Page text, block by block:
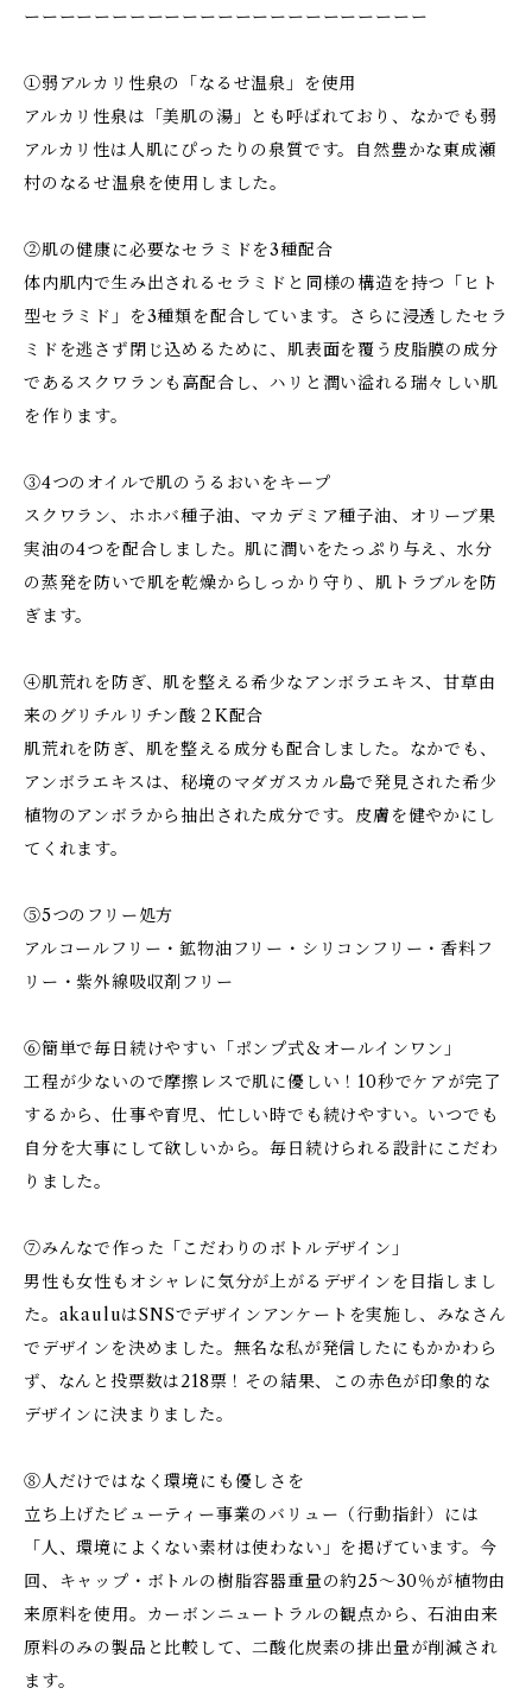
ーーーーーーーーーーーーーーーーーーーーーーー
①弱アルカリ性泉の「なるせ温泉」を使用
アルカリ性泉は「美肌の湯」とも呼ばれており、なかでも弱
アルカリ性は人肌にぴったりの泉質です。自然豊かな東成瀬
村のなるせ温泉を使用しました。
②肌の健康に必要なセラミドを3種配合
体内肌内で生み出されるセラミドと同様の構造を持つ「ヒト
型セラミド」を3種類を配合しています。さらに浸透したセラ
ミドを逃さず閉じ込めるために、肌表面を覆う皮脂膜の成分
であるスクワランも高配合し、ハリと潤い溢れる瑞々しい肌
を作ります。
③4つのオイルで肌のうるおいをキープ
スクワラン、ホホバ種子油、マカデミア種子油、オリーブ果
実油の4つを配合しました。肌に潤いをたっぷり与え、水分
の蒸発を防いで肌を乾燥からしっかり守り、肌トラブルを防
ぎます。
④肌荒れを防ぎ、肌を整える希少なアンボラエキス、甘草由
来のグリチルリチン酸２K配合
肌荒れを防ぎ、肌を整える成分も配合しました。なかでも、
アンボラエキスは、秘境のマダガスカル島で発見された希少
植物のアンボラから抽出された成分です。皮膚を健やかにし
てくれます。
⑤5つのフリー処方
アルコールフリー・鉱物油フリー・シリコンフリー・香料フ
リー・紫外線吸収剤フリー
⑥簡単で毎日続けやすい「ポンプ式＆オールインワン」
工程が少ないので摩擦レスで肌に優しい！10秒でケアが完了
するから、仕事や育児、忙しい時でも続けやすい。いつでも
自分を大事にして欲しいから。毎日続けられる設計にこだわ
りました。
⑦みんなで作った「こだわりのボトルデザイン」
男性も女性もオシャレに気分が上がるデザインを目指しまし
た。akauluはSNSでデザインアンケートを実施し、みなさん
でデザインを決めました。無名な私が発信したにもかかわら
ず、なんと投票数は218票！その結果、この赤色が印象的な
デザインに決まりました。
⑧人だけではなく環境にも優しさを
立ち上げたビューティー事業のバリュー（行動指針）には
「人、環境によくない素材は使わない」を掲げています。今
回、キャップ・ボトルの樹脂容器重量の約25〜30％が植物由
来原料を使用。カーボンニュートラルの観点から、石油由来
原料のみの製品と比較して、二酸化炭素の排出量が削減され
ます。